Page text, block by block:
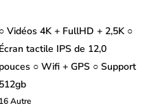
○ Vidéos 4K + FullHD + 2,5K ○
Écran tactile IPS de 12,0
pouces ○ Wifi + GPS ○ Support
512gb
16Autre